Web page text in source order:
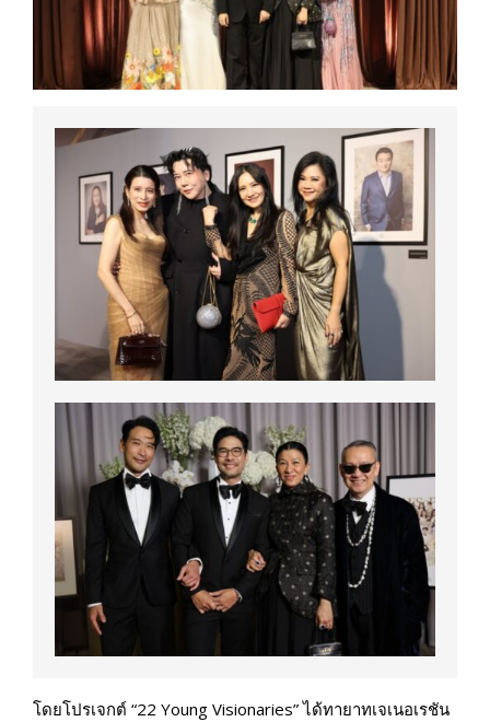
โดยโปรเจกต์ “22 Young Visionaries” ได้ทายาทเจเนอเรชัน